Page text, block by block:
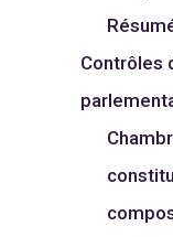
Contrôles